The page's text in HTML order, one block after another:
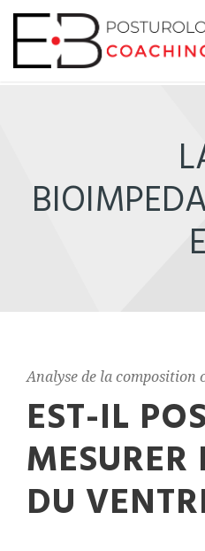
E
Analyse de la composition
EST-IL
MESURER
DU
Panneau de gestion des cookies